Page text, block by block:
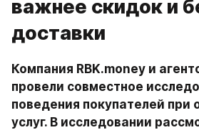
важнее скидок и
доставки
Компания RBK.money и
провели совместное
поведения покупателей при
услуг. В исследовании